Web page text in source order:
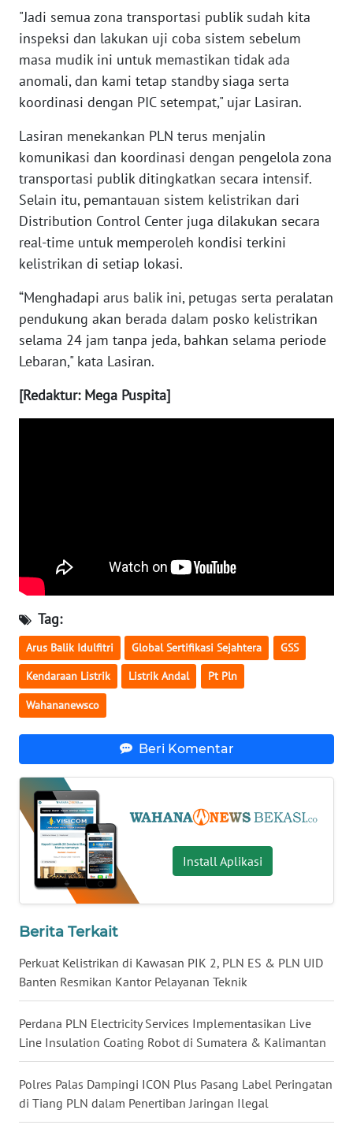
"Jadi semua zona transportasi publik sudah kita
inspeksi dan lakukan uji coba sistem sebelum
masa mudik ini untuk memastikan tidak ada
anomali, dan kami tetap standby siaga serta
koordinasi dengan PIC setempat," ujar Lasiran.
Lasiran menekankan PLN terus menjalin
komunikasi dan koordinasi dengan pengelola zona
transportasi publik ditingkatkan secara intensif.
Selain itu, pemantauan sistem kelistrikan dari
Distribution Control Center juga dilakukan secara
real-time untuk memperoleh kondisi terkini
kelistrikan di setiap lokasi.
“Menghadapi arus balik ini, petugas serta peralatan
pendukung akan berada dalam posko kelistrikan
selama 24 jam tanpa jeda, bahkan selama periode
Lebaran," kata Lasiran.
[Redaktur: Mega Puspita]
Tag:
Arus Balik Idulfitri Global Sertifikasi Sejahtera GSS
Kendaraan Listrik Listrik Andal Pt Pln
Wahananewsco
Beri Komentar
Install Aplikasi
Berita Terkait
Perkuat Kelistrikan di Kawasan PIK 2, PLN ES & PLN UID
Banten Resmikan Kantor Pelayanan Teknik
Perdana PLN Electricity Services Implementasikan Live
Line Insulation Coating Robot di Sumatera & Kalimantan
Polres Palas Dampingi ICON Plus Pasang Label Peringatan
di Tiang PLN dalam Penertiban Jaringan Ilegal
WN
WN
KALSEL
WN
SULSEL
WN
WN
SULUT
WN
MALUKU
DANAU
TOBA
WN
NIAS
WN
LANGKAT
SELATAN
WN
TANJUNG
LESUNG
WN
WN
SIMALUNGUN
WN
LABUHANBATU
WN
TENGAH